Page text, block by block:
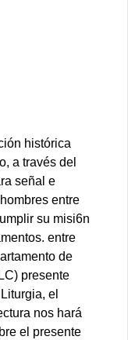
histórica
a través del
señal e
entre
su misi6n
entre
de
presente
el
nos hará
el presente